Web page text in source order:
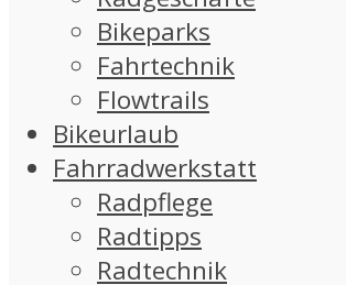
Bikeparks
Fahrtechnik
Flowtrails
Bikeurlaub
Fahrradwerkstatt
Radpflege
Radtipps
Radtechnik